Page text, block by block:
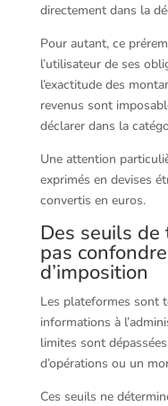
directement dans la
Pour autant, ce
l’utilisateur de ses
l’exactitude des
revenus sont
déclarer dans la
Une attention
exprimés en devises
convertis en euros.
Des seuils
pas
d’imposition
Les plateformes sont
informations à
limites sont
d’opérations ou un
Ces seuils ne